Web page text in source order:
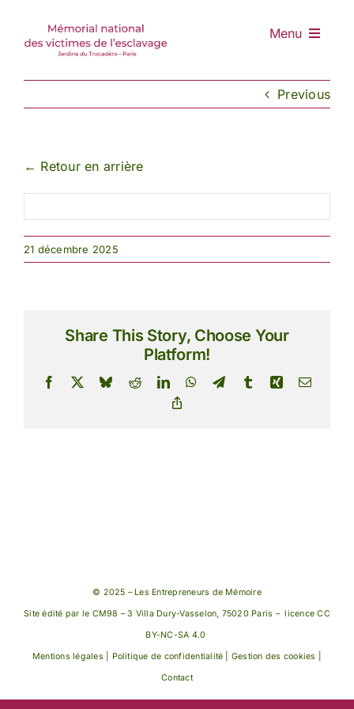
content
Menu
Entrepreneurs
DON
Previous
← Retour en arrière
21 décembre 2025
Share This Story, Choose Your
Platform!
Facebook BlueskyRedditLinkedInWhatsApp
TelegramTumblrXing Email
© 2025 – Les Entrepreneurs de Mémoire
Site édité par le CM98 – 3 Villa Dury-Vasselon, 75020 Paris – licenceCC
BY-NC-SA 4.0
Mentions légales | Politique de confidentialité | Gestion des cookies |
Contact